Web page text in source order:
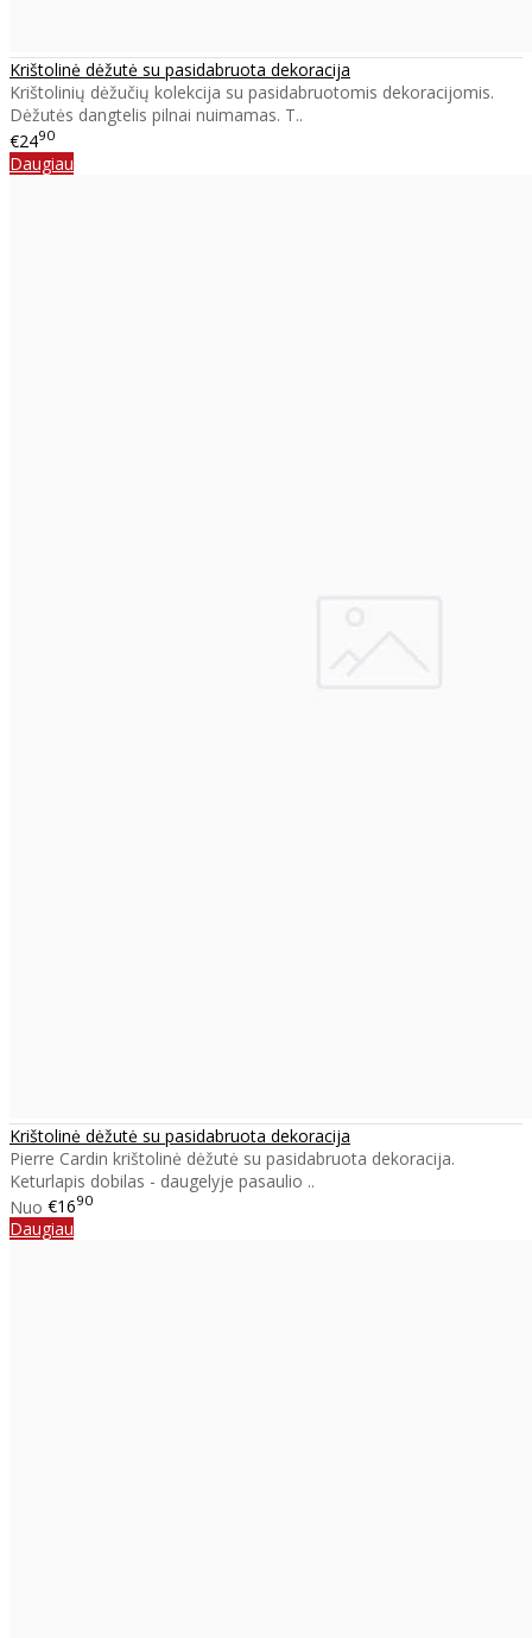
Krištolinė dėžutė su pasidabruota dekoracija
Krištolinių dėžučių kolekcija su pasidabruotomis dekoracijomis.
Dėžutės dangtelis pilnai nuimamas. T..
€2490
Daugiau
Krištolinė dėžutė su pasidabruota dekoracija
Pierre Cardin krištolinė dėžutė su pasidabruota dekoracija.
Keturlapis dobilas - daugelyje pasaulio ..
Nuo €1690
Daugiau